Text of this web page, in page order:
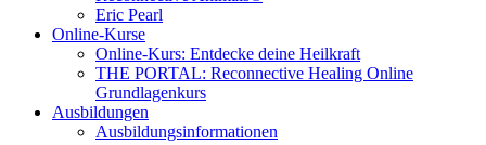
Eric Pearl
Online-Kurse
Online-Kurs: Entdecke deine Heilkraft
THE PORTAL: Reconnective Healing Online
Grundlagenkurs
Ausbildungen
Ausbildungsinformationen